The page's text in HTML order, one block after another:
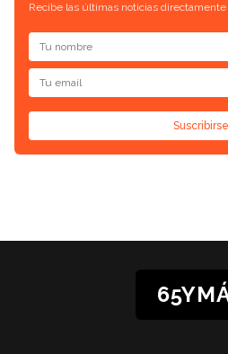
Recibe las últimas noticias
Suscribirse